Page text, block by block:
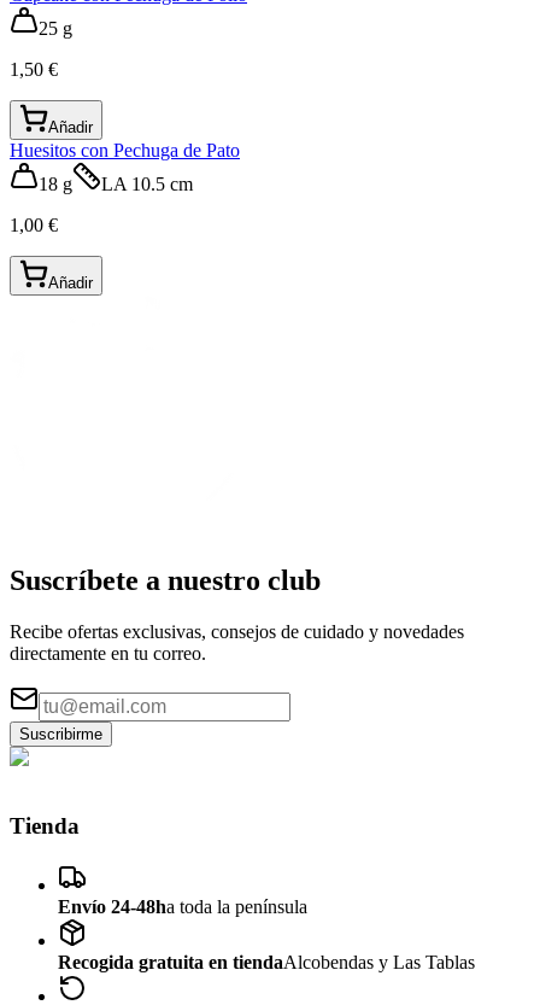
25 g
1,50 €
Añadir
Huesitos con Pechuga de Pato
18 g
LA 10.5 cm
1,00 €
Añadir
Suscríbete a nuestro club
Recibe ofertas exclusivas, consejos de cuidado y novedades
directamente en tu correo.
Suscribirme
Tienda
Envío 24-48ha toda la península
Recogida gratuita en tiendaAlcobendas y Las Tablas